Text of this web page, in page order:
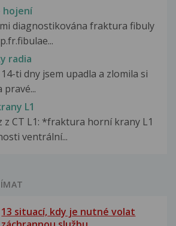
hojení
diagnostikována fraktura fibuly
radia
ti dny jsem upadla a zlomila si
L1
z CT L1: *fraktura horní krany L1
ventrální...
13 situací, kdy je nutné volat